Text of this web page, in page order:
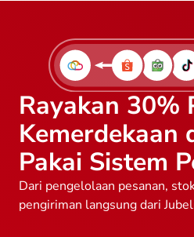
Rayakan 30%
Kemerdekaan
Pakai Sistem
Dari pengelolaan pesanan,
pengiriman langsung dari